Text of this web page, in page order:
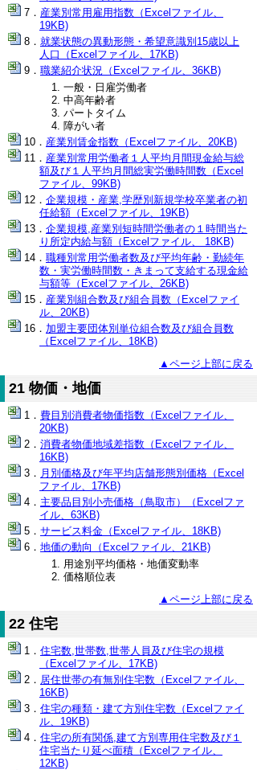
産業別常用雇用指数（Excelファイル、
19KB)
就業状態の異動形態・希望意識別15歳以上
人口（Excelファイル、17KB)
職業紹介状況（Excelファイル、36KB)
一般・日雇労働者
中高年齢者
パートタイム
障がい者
産業別賃金指数（Excelファイル、20KB)
産業別常用労働者１人平均月間現金給与総
額及び１人平均月間総実労働時間数（Excel
ファイル、99KB)
企業規模・産業,学歴別新規学校卒業者の初
任給額（Excelファイル、19KB)
企業規模,産業別短時間労働者の１時間当た
り所定内給与額（Excelファイル、 18KB)
職種別常用労働者数及び平均年齢・勤続年
数・実労働時間数・きまって支給する現金給
与額等（Excelファイル、26KB)
産業別組合数及び組合員数（Excelファイ
ル、20KB)
加盟主要団体別単位組合数及び組合員数
（Excelファイル、18KB)
▲ページ上部に戻る
21 物価・地価
費目別消費者物価指数（Excelファイル、
20KB)
消費者物価地域差指数（Excelファイル、
16KB)
月別価格及び年平均店舗形態別価格（Excel
ファイル、17KB)
主要品目別小売価格（鳥取市）（Excelファ
イル、63KB)
サービス料金（Excelファイル、18KB)
地価の動向（Excelファイル、21KB)
用途別平均価格・地価変動率
価格順位表
▲ページ上部に戻る
22 住宅
住宅数,世帯数,世帯人員及び住宅の規模
（Excelファイル、17KB)
居住世帯の有無別住宅数（Excelファイル、
16KB)
住宅の種類・建て方別住宅数（Excelファイ
ル、19KB)
住宅の所有関係,建て方別専用住宅数及び１
住宅当たり延べ面積（Excelファイル、
12KB)